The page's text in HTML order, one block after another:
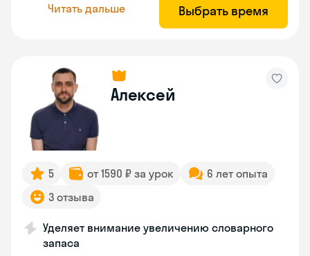
Читать дальше Выбрать время
Алексей
5 от 1590 ₽ за урок
6 лет опыта
3 отзыва
Уделяет внимание увеличению словарного
запаса